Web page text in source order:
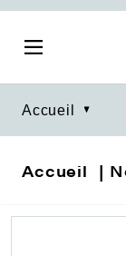
Accueil
Accueil